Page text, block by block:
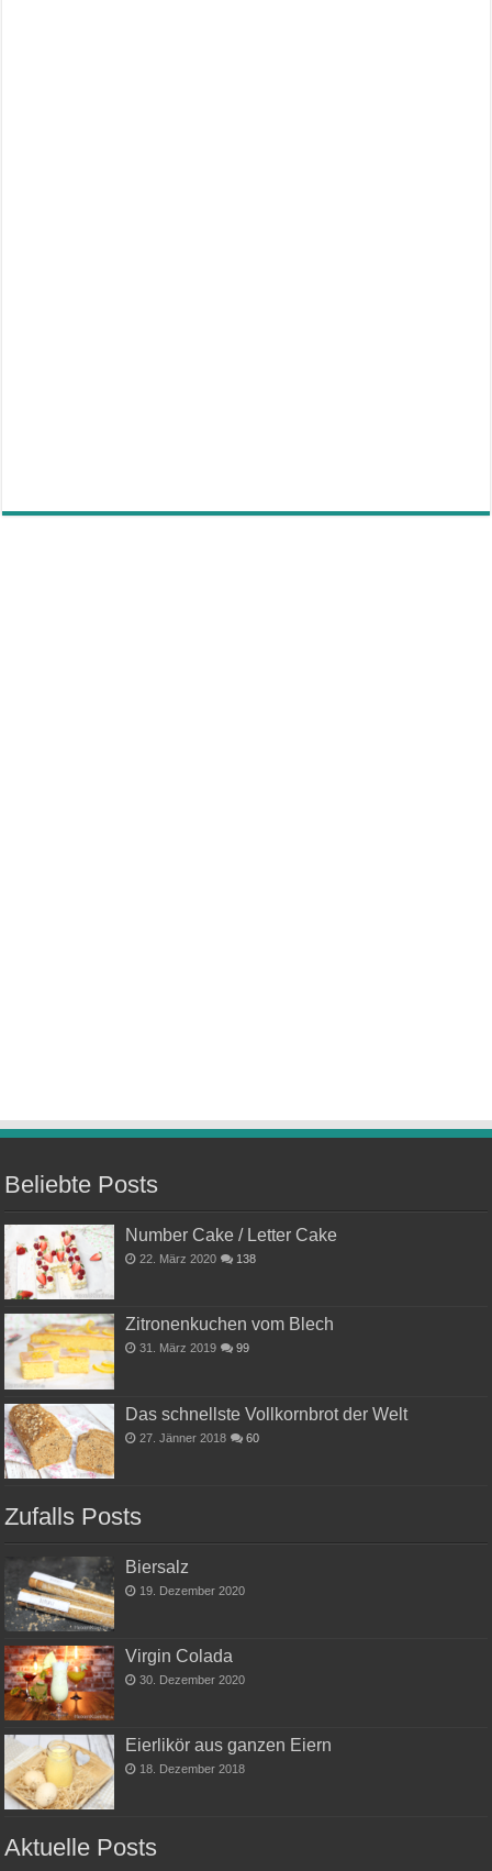
Beliebte Posts
Number Cake / Letter Cake
22. März 2020 138
Zitronenkuchen vom Blech
31. März 2019 99
Das schnellste Vollkornbrot der Welt
27. Jänner 2018 60
Zufalls Posts
Biersalz
19. Dezember 2020
Virgin Colada
30. Dezember 2020
Eierlikör aus ganzen Eiern
18. Dezember 2018
Aktuelle Posts